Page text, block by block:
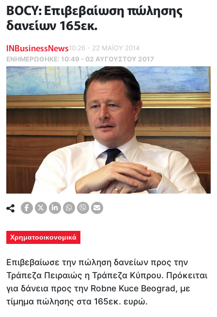
BOCY: Επιβεβαίωση πώλησης
δανείων 165εκ.
INBusinessNews10:26 - 22 ΜΑΪ́ΟΥ 2014
ΕΝΗΜΕΡΏΘΗΚΕ: 10:49 - 02 ΑΥΓΟΥΣΤΟΥ 2017
Χρηματοοικονομικά
Επιβεβαίωσε την πώληση δανείων προς την
Τράπεζα Πειραιώς η Τράπεζα Κύπρου. Πρόκειται
για δάνεια προς την Robne Kuce Beograd, με
τίμημα πώλησης στα 165εκ. ευρώ.